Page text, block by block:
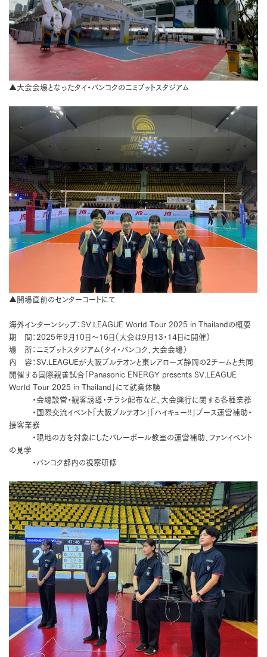
▲大会会場となったタイ・バンコクのニミブットスタジアム
▲開場直前のセンターコートにて
海外インターンシップ：SV.LEAGUE World Tour 2025 in Thailandの概要
期 間：2025年9月10日〜16日（大会は9月13・14日に開催）
場 所：ニミブットスタジアム（タイ・バンコク、大会会場）
内 容：SV.LEAGUEが大阪ブルテオンと東レアローズ静岡の2チームと共同
開催する国際親善試合「Panasonic ENERGY presents SV.LEAGUE
World Tour 2025 in Thailand」にて就業体験
・会場設営・観客誘導・チラシ配布など、大会興行に関する各種業務
・国際交流イベント「大阪ブルテオン」「ハイキュー!!」ブース運営補助・
接客業務
・現地の方を対象にしたバレーボール教室の運営補助、ファンイベント
の見学
・バンコク都内の視察研修